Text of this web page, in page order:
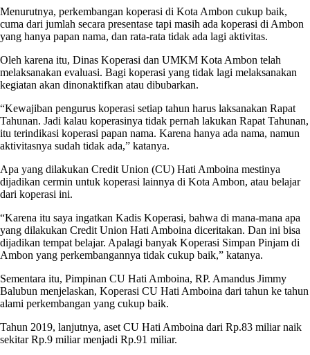
Menurutnya, perkembangan koperasi di Kota Ambon cukup baik,
cuma dari jumlah secara presentase tapi masih ada koperasi di Ambon
yang hanya papan nama, dan rata-rata tidak ada lagi aktivitas.
Oleh karena itu, Dinas Koperasi dan UMKM Kota Ambon telah
melaksanakan evaluasi. Bagi koperasi yang tidak lagi melaksanakan
kegiatan akan dinonaktifkan atau dibubarkan.
“Kewajiban pengurus koperasi setiap tahun harus laksanakan Rapat
Tahunan. Jadi kalau koperasinya tidak pernah lakukan Rapat Tahunan,
itu terindikasi koperasi papan nama. Karena hanya ada nama, namun
aktivitasnya sudah tidak ada,” katanya.
Apa yang dilakukan Credit Union (CU) Hati Amboina mestinya
dijadikan cermin untuk koperasi lainnya di Kota Ambon, atau belajar
dari koperasi ini.
“Karena itu saya ingatkan Kadis Koperasi, bahwa di mana-mana apa
yang dilakukan Credit Union Hati Amboina diceritakan. Dan ini bisa
dijadikan tempat belajar. Apalagi banyak Koperasi Simpan Pinjam di
Ambon yang perkembangannya tidak cukup baik,” katanya.
Sementara itu, Pimpinan CU Hati Amboina, RP. Amandus Jimmy
Balubun menjelaskan, Koperasi CU Hati Amboina dari tahun ke tahun
alami perkembangan yang cukup baik.
Tahun 2019, lanjutnya, aset CU Hati Amboina dari Rp.83 miliar naik
sekitar Rp.9 miliar menjadi Rp.91 miliar.